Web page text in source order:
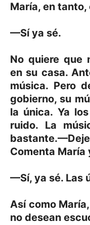
María, en
—Sí ya sé.
No quiere que
en su casa.
música. Pero
gobierno, su
la única. Ya
ruido. La
Comenta María
—Sí, ya sé. Las
Así como
no desean